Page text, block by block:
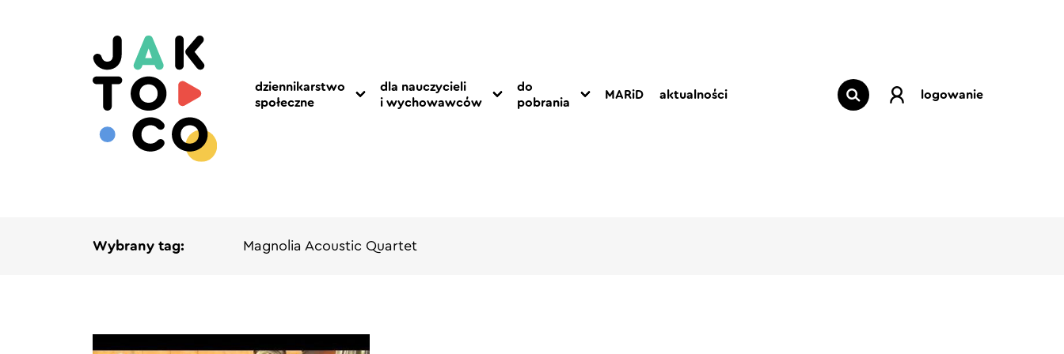
dziennikarstwo
społeczne
dla nauczycieli
i wychowawców
do
pobrania
MARiD aktualności logowanie
Wybrany tag: Magnolia Acoustic Quartet